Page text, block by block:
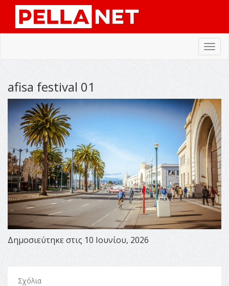
afisa festival 01
Δημοσιεύτηκε στις 10 Ιουνίου, 2026
Σχόλια